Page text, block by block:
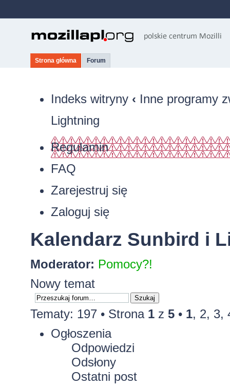
Strona główna Forum
Indeks witryny ‹ Inne programy
Lightning
Regulamin
FAQ
Zarejestruj się
Zaloguj się
Kalendarz Sunbird i
Moderator: Pomocy?!
Nowy temat
Tematy: 197 • Strona 1z 5• 1, 2, 3,
Ogłoszenia
Odpowiedzi
Odsłony
Ostatni post